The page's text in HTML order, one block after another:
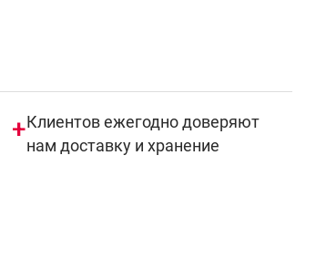
+Клиентов ежегодно доверяют
нам доставку и хранение